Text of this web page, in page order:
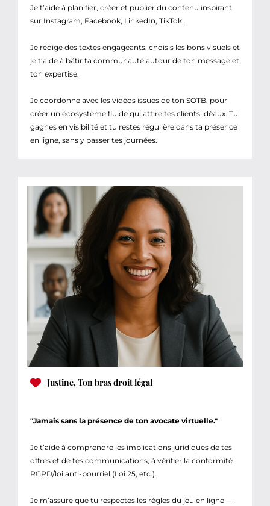
Je t’aide à planifier, créer et publier du contenu inspirant
sur Instagram, Facebook, LinkedIn, TikTok…
Je rédige des textes engageants, choisis les bons visuels et
je t’aide à bâtir ta communauté autour de ton message et
ton expertise.
Je coordonne avec les vidéos issues de ton SOTB, pour
créer un écosystème fluide qui attire tes clients idéaux. Tu
gagnes en visibilité et tu restes régulière dans ta présence
en ligne, sans y passer tes journées.
Justine, Ton bras droit légal
"Jamais sans la présence de ton avocate virtuelle."
Je t’aide à comprendre les implications juridiques de tes
offres et de tes communications, à vérifier la conformité
RGPD/loi anti-pourriel (Loi 25, etc.).
Je m’assure que tu respectes les règles du jeu en ligne —